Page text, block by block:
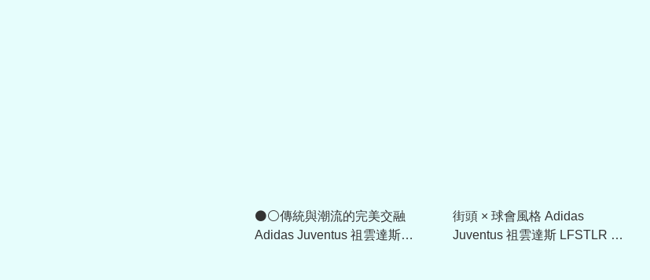
⚫⚪傳統與潮流的完美交融
Adidas Juventus 祖雲達斯
街頭 × 球會風格 Adidas
Juventus 祖雲達斯 LFSTLR 經